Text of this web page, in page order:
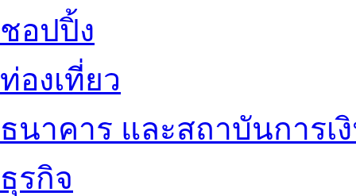
ชอปปิ้ง
ท่องเที่ยว
ธนาคาร และสถาบันการเ
ธุรกิจ